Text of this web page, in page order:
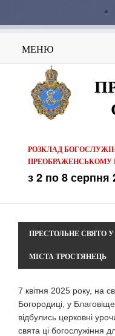
МЕНЮ
РОЗКЛАД
ПРЕОБРАЖЕНСЬКОМУ
з 2 по 8 серпня
ПРЕСТОЛЬНЕ СВЯТО
МІСТА ТРОСТЯНЕЦЬ
7 квітня 2025 року, на
Богородиці, у
відбулись церковні
свята ці богослужіння